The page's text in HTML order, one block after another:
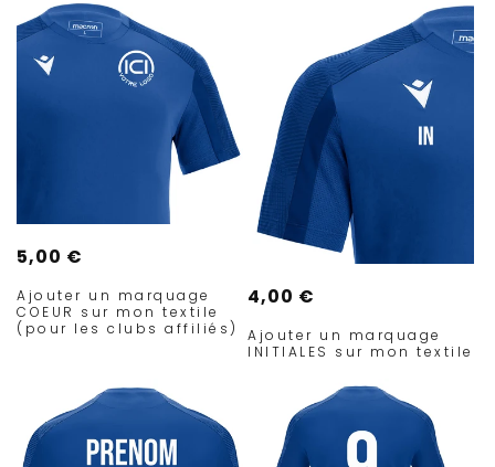
E
C
O
N
:
Prix
5,00 €
Ajouter un marquage
COEUR sur mon textile
(pour les clubs affiliés)
Prix
4,00 €
Ajouter un marquage
INITIALES sur mon textile